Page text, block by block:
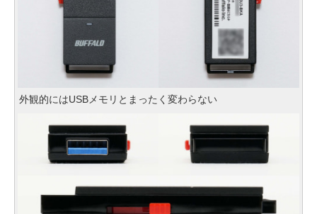
外観的にはUSBメモリとまったく変わらない